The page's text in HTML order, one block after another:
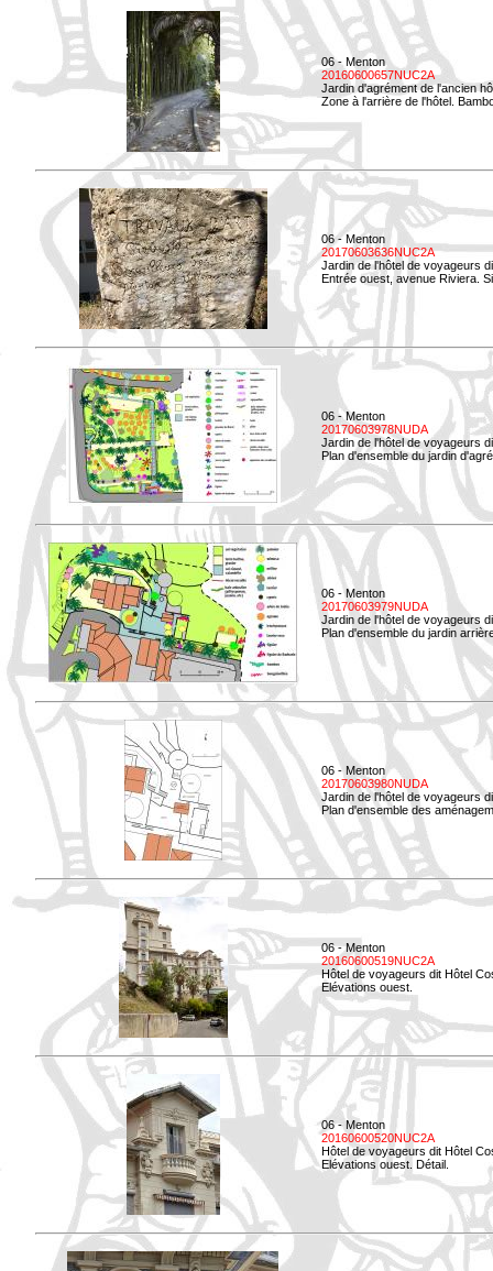
06 - Menton
20160600657NUC2A
Jardin d'agrément de l'ancien
Zone à l'arrière de l'hôtel.
06 - Menton
20170603636NUC2A
Jardin de l'hôtel de voyageurs
Entrée ouest, avenue Riviera.
06 - Menton
20170603978NUDA
Jardin de l'hôtel de voyageurs
Plan d'ensemble du jardin
06 - Menton
20170603979NUDA
Jardin de l'hôtel de voyageurs
Plan d'ensemble du jardin
06 - Menton
20170603980NUDA
Jardin de l'hôtel de voyageurs
Plan d'ensemble des
06 - Menton
20160600519NUC2A
Hôtel de voyageurs dit Hôtel
Elévations ouest.
06 - Menton
20160600520NUC2A
Hôtel de voyageurs dit Hôtel
Elévations ouest. Détail.